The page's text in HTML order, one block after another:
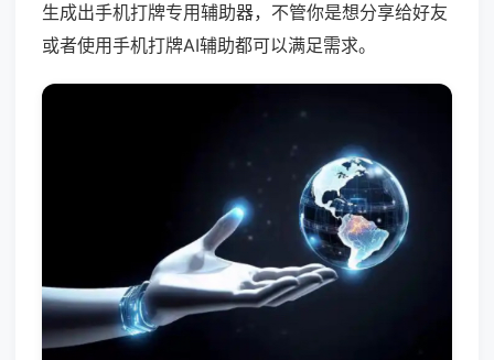
生成出手机打牌专用辅助器，不管你是想分享给好友
或者使用手机打牌AI辅助都可以满足需求。